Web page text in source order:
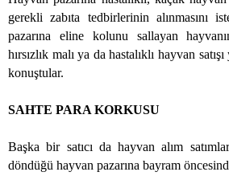
gerekli zabıta tedbirlerinin alınmasını
pazarına eline kolunu sallayan
hırsızlık malı ya da hastalıklı hayvan
konuştular.
SAHTE PARA KORKUSU
Başka bir satıcı da hayvan alım
döndüğü hayvan pazarına bayram